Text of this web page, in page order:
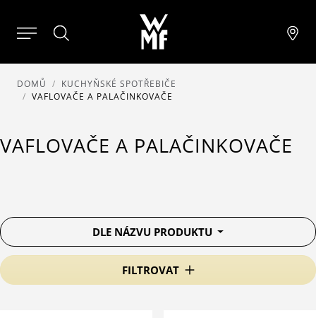
DOMŮ
KUCHYŇSKÉ SPOTŘEBIČE
VAFLOVAČE A PALAČINKOVAČE
VAFLOVAČE A PALAČINKOVAČE
FILTROVAT
DLE NÁZVU PRODUKTU